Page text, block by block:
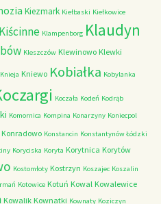
Kiezmark Kiełbaski Kiełkowice
Kiścinne Klampenborg Klaudyn
Kleszczów Klewinowo Klewki
Knieja Kniewo Kobiałka Kobylanka
Koczała Kodeń Kodrąb
Komornica Kompina Konarzyny Koniecpol
Konradowo Konstancin Konstantynów Łódzki
Koryciska Koryta Korytnica Korytów
Kostomłoty Kostrzyn Koszajec Koszalin
Kotowice Kotuń Kowal Kowalewice
Kowalik Kownatki Kownaty Koziczyn